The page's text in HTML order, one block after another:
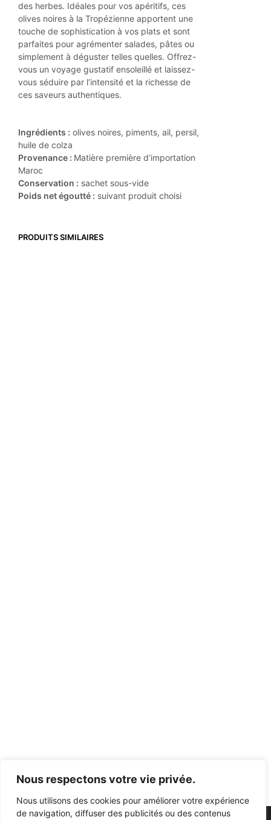
Nous respectons votre vie privée.
Nous utilisons des cookies pour améliorer votre expérience
de navigation, diffuser des publicités ou des contenus
des herbes. Idéales pour vos apéritifs, ces
olives noires à la Tropézienne apportent une
touche de sophistication à vos plats et sont
parfaites pour agrémenter salades, pâtes ou
simplement à déguster telles quelles. Offrez-
vous un voyage gustatif ensoleillé et laissez-
vous séduire par l’intensité et la richesse de
ces saveurs authentiques.
Ingrédients : olives noires, piments, ail, persil,
huile de colza
Provenance : Matière première d’importation
Maroc
Conservation : sachet sous-vide
Poids net égoutté : suivant produit choisi
PRODUITS SIMILAIRES